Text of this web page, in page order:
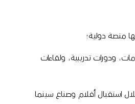
منصة دولية؛
ودورات تدريبية، ولقاءات
استقبال أفلام وصناع سينما